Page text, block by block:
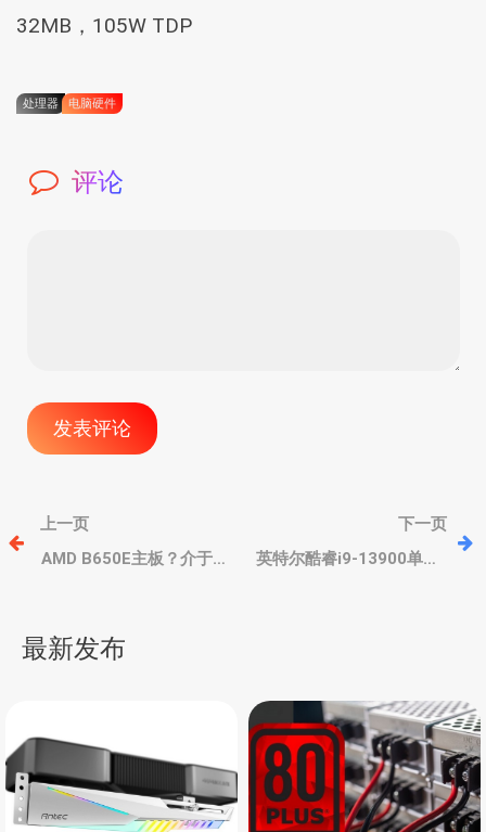
32MB，105W TDP
处理器 电脑硬件
评论
文
章
航
上一页
AMD B650E主板？介于
下一页
英特尔酷睿i9-13900单核/
最新发布